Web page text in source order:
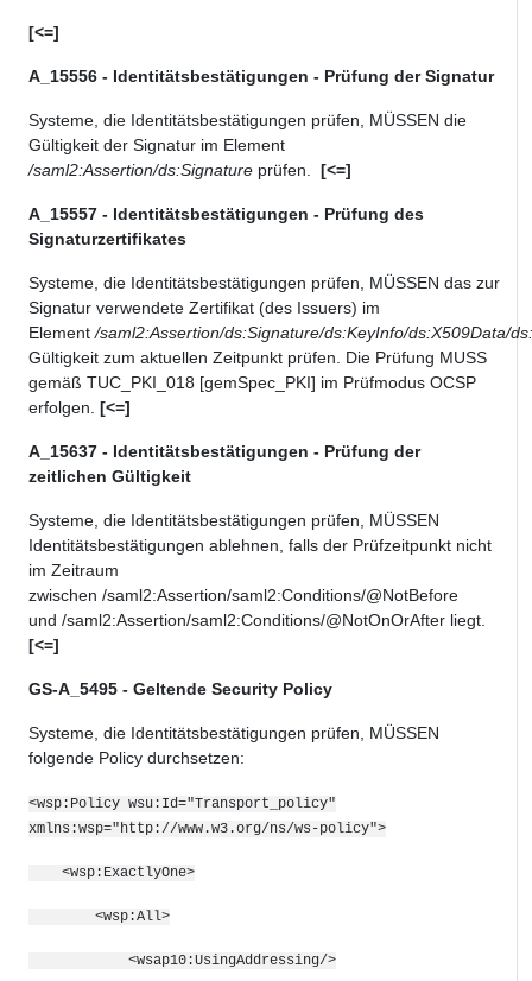
[<=]
A_15556 - Identitätsbestätigungen - Prüfung der Signatur
Systeme, die Identitätsbestätigungen prüfen, MÜSSEN die
Gültigkeit der Signatur im Element
/saml2:Assertion/ds:Signature prüfen. [<=]
A_15557 - Identitätsbestätigungen - Prüfung des
Signaturzertifikates
Systeme, die Identitätsbestätigungen prüfen, MÜSSEN das zur
Signatur verwendete Zertifikat (des Issuers) im
Element/saml2:Assertion/ds:Signature/ds:KeyInfo/ds:X509Data/
Gültigkeit zum aktuellen Zeitpunkt prüfen. Die Prüfung MUSS
gemäß TUC_PKI_018 [gemSpec_PKI] im Prüfmodus OCSP
erfolgen. [<=]
A_15637 - Identitätsbestätigungen - Prüfung der
zeitlichen Gültigkeit
Systeme, die Identitätsbestätigungen prüfen, MÜSSEN
Identitätsbestätigungen ablehnen, falls der Prüfzeitpunkt nicht
im Zeitraum
zwischen /saml2:Assertion/saml2:Conditions/@NotBefore
und /saml2:Assertion/saml2:Conditions/@NotOnOrAfter liegt.
[<=]
GS-A_5495 - Geltende Security Policy
Systeme, die Identitätsbestätigungen prüfen, MÜSSEN
folgende Policy durchsetzen:
<wsp:Policy wsu:Id="Transport_policy"
xmlns:wsp="http://www.w3.org/ns/ws-policy">
<wsp:ExactlyOne>
<wsp:All>
<wsap10:UsingAddressing/>